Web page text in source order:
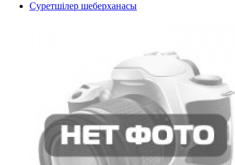
Суретшілер шеберханасы